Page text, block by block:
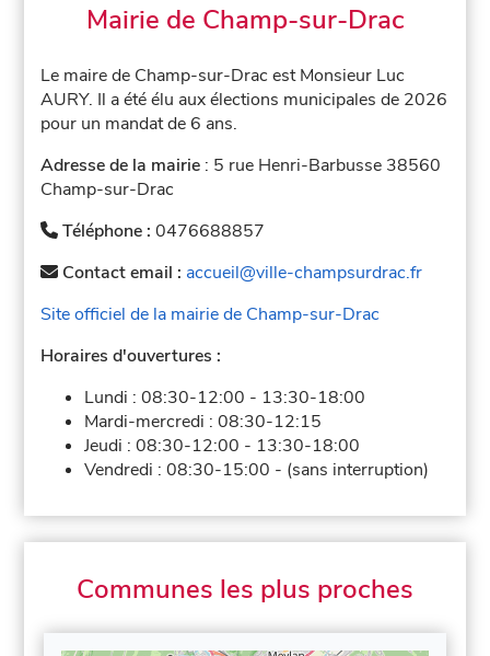
Mairie de Champ-sur-Drac
Le maire de Champ-sur-Drac est Monsieur Luc
AURY. Il a été élu aux élections municipales de 2026
pour un mandat de 6 ans.
Adresse de la mairie : 5 rue Henri-Barbusse 38560
Champ-sur-Drac
Téléphone :0476688857
Contact email : accueil@ville-champsurdrac.fr
Site officiel de la mairie de Champ-sur-Drac
Horaires d'ouvertures :
Lundi :08:30-12:00 - 13:30-18:00
Mardi-mercredi :08:30-12:15
Jeudi :08:30-12:00 - 13:30-18:00
Vendredi :08:30-15:00 - (sans interruption)
Communes les plus proches